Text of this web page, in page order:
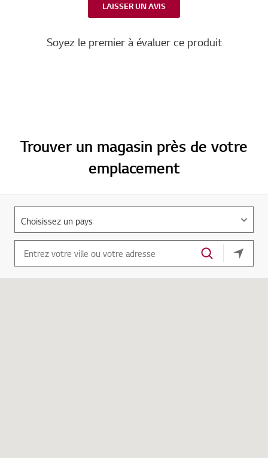
LAISSER UN AVIS
Soyez le premier à évaluer ce produit
Trouver un magasin près de votre
emplacement
Votre